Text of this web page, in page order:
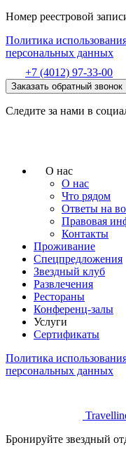
Номер реестровой
Политика
персональных данных
+7 (4012) 97-33-00
Заказать обратный звонок
Следите за нами в
О нас
О нас
Что рядом
Ответы на
Правовая
Контакты
Проживание
Спецпредложения
Звездный клуб
Развлечения
Рестораны
Конференц-залы
Услуги
Сертификаты
Политика
персональных данных
Бронируйте звездный